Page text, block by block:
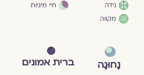
נידה
מקווה
חיי מיניות
נָחוּגָה ברית אמונים